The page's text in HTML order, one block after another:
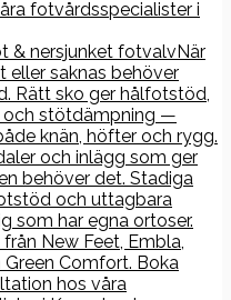
fotvårdsspecialister i
& nersjunket fotvalvNär
eller saknas behöver
Rätt sko ger hålfotstöd,
stötdämpning —
knän, höfter och rygg.
och inlägg som ger
behöver det. Stadiga
och uttagbara
som har egna ortoser.
New Feet, Embla,
Comfort. Boka
hos våra